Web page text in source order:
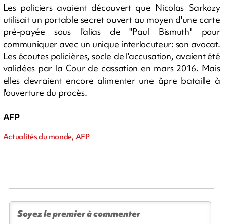
Les policiers avaient découvert que Nicolas Sarkozy
utilisait un portable secret ouvert au moyen d'une carte
pré-payée sous l'alias de "Paul Bismuth" pour
communiquer avec un unique interlocuteur: son avocat.
Les écoutes policières, socle de l'accusation, avaient été
validées par la Cour de cassation en mars 2016. Mais
elles devraient encore alimenter une âpre bataille à
l'ouverture du procès.
AFP
Actualités du monde, AFP